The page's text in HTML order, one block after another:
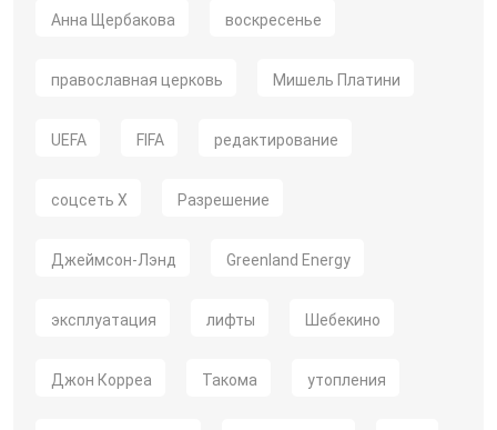
Анна Щербакова воскресенье
православная церковь Мишель Платини
UEFA FIFA редактирование
соцсеть X Разрешение
Джеймсон-Лэнд Greenland Energy
эксплуатация лифты Шебекино
Джон Корреа Такома утопления